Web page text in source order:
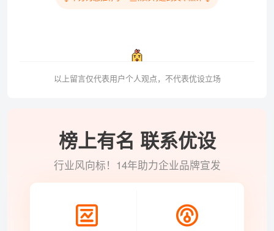
以上留言仅代表用户个人观点，不代表优设立场
榜上有名 联系优设
行业风向标！14年助力企业品牌宣发